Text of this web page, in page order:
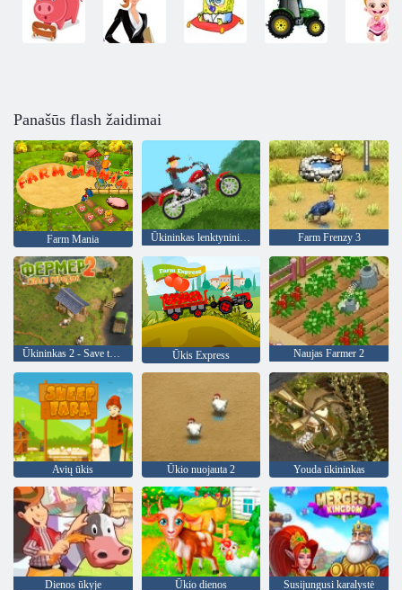
Panašūs flash žaidimai
Farm Mania Ūkininkas lenktynininkas Farm Frenzy 3
Ūkininkas 2 - Save the Village Ūkis Express Naujas Farmer 2
Avių ūkis Ūkio nuojauta 2 Youda ūkininkas
Dienos ūkyje Ūkio dienos Susijungusi karalystė